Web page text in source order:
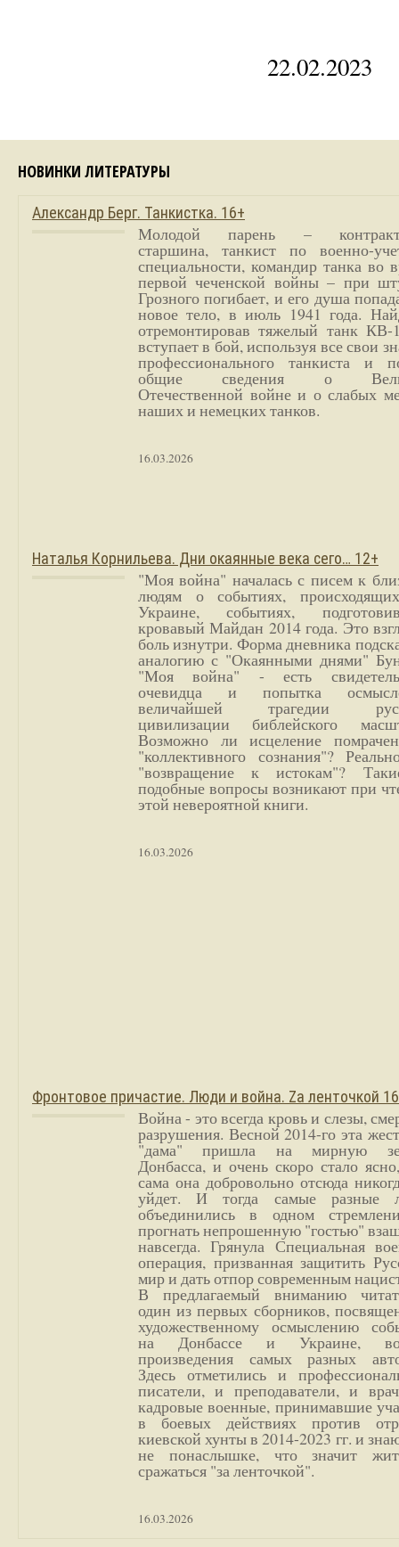
22.02.2023
НОВИНКИ ЛИТЕРАТУРЫ
Александр Берг. Танкистка. 16+
Молодой парень –
старшина, танкист по военно-
специальности, командир танка во
первой чеченской войны – при
Грозного погибает, и его душа
новое тело, в июль 1941 года.
отремонтировав тяжелый танк
вступает в бой, используя все свои
профессионального танкиста и
общие сведения о
Отечественной войне и о слабых
наших и немецких танков.
16.03.2026
Наталья Корнильева. Дни окаянные века сего… 12+
"Моя война" началась с писем к
людям о событиях,
Украине, событиях,
кровавый Майдан 2014 года. Это
боль изнутри. Форма дневника
аналогию с "Окаянными днями"
"Моя война" - есть
очевидца и попытка
величайшей трагедии
цивилизации библейского
Возможно ли исцеление
"коллективного сознания"?
"возвращение к истокам"?
подобные вопросы возникают при
этой невероятной книги.
16.03.2026
Фронтовое причастие. Люди и война. Zа ленточкой
Война - это всегда кровь и слезы,
разрушения. Весной 2014-го эта
"дама" пришла на мирную
Донбасса, и очень скоро стало
сама она добровольно отсюда
уйдет. И тогда самые разные
объединились в одном
прогнать непрошенную "гостью"
навсегда. Грянула Специальная
операция, призванная защитить
мир и дать отпор современным
В предлагаемый вниманию
один из первых сборников,
художественному осмыслению
на Донбассе и Украине,
произведения самых разных
Здесь отметились и
писатели, и преподаватели, и
кадровые военные, принимавшие
в боевых действиях против
киевской хунты в 2014-2023 гг. и
не понаслышке, что значит
сражаться "за ленточкой".
16.03.2026